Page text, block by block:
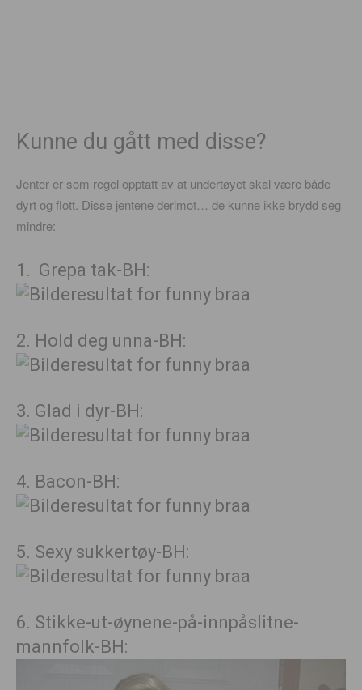
Kunne du gått med disse?
Jenter er som regel opptatt av at undertøyet skal være både
dyrt og flott. Disse jentene derimot… de kunne ikke brydd seg
mindre:
1. Grepa tak-BH:
2. Hold deg unna-BH:
3. Glad i dyr-BH:
4. Bacon-BH:
5. Sexy sukkertøy-BH:
6. Stikke-ut-øynene-på-innpåslitne-
mannfolk-BH: